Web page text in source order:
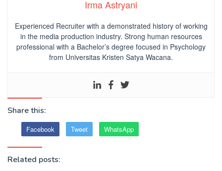
Irma Astryani
Experienced Recruiter with a demonstrated history of working
in the media production industry. Strong human resources
professional with a Bachelor’s degree focused in Psychology
from Universitas Kristen Satya Wacana.
Share this:
Facebook Tweet WhatsApp
Related posts: